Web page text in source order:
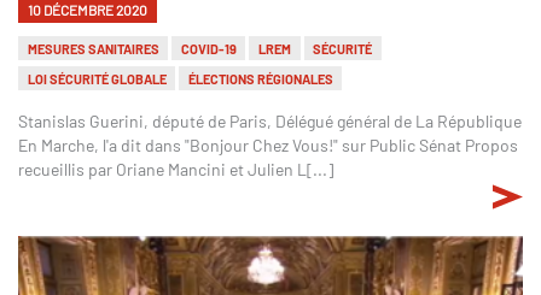
10 DÉCEMBRE 2020
MESURES SANITAIRES COVID-19 LREM
SÉCURITÉ
LOI SÉCURITÉ GLOBALE
ÉLECTIONS RÉGIONALES
Stanislas Guerini, député de Paris, Délégué général de La République
En Marche, l'a dit dans "Bonjour Chez Vous!" sur Public Sénat Propos
recueillis par Oriane Mancini et Julien L[...]